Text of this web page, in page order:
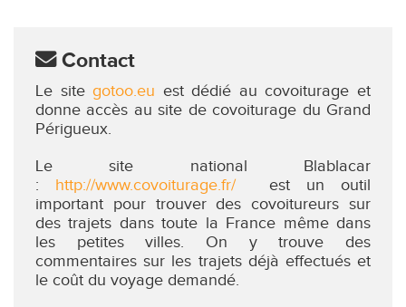
Contact
Le sitegotoo.eu est dédié au covoiturage et
donne accès au site de covoiturage du Grand
Périgueux.
Le site national Blablacar
: http://www.covoiturage.fr/ est un outil
important pour trouver des covoitureurs sur
des trajets dans toute la France même dans
les petites villes. On y trouve des
commentaires sur les trajets déjà effectués et
le coût du voyage demandé.